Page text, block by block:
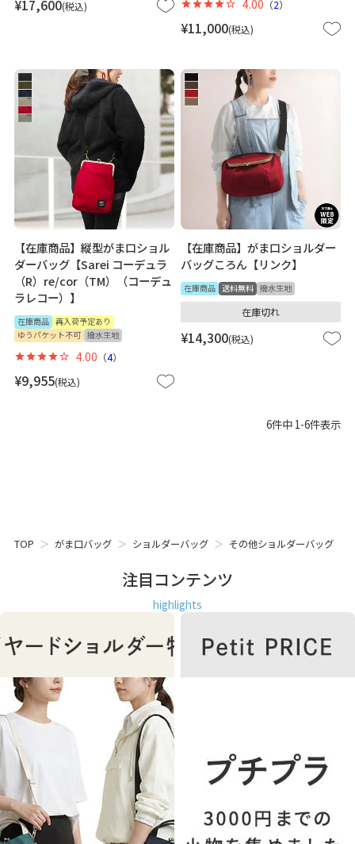
¥17,600 税込
¥11,000 税込
4.00 （2）
【在庫商品】縦型がま口ショル
ダーバッグ【Sarei コーデュラ
（R）re/cor（TM）（コーデュ
ラレコー）】
在庫商品 再入荷予定あり
ゆうパケット不可 撥水生地
¥9,955 税込
4.00 （4）
【在庫商品】がま口ショルダー
バッグころん【リンク】
在庫商品 送料無料 撥水生地
¥14,300 税込
在庫切れ
6件中 1-6件表示
TOP がま口バッグ ショルダーバッグ その他ショルダーバッグ
注目コンテンツ
highlights